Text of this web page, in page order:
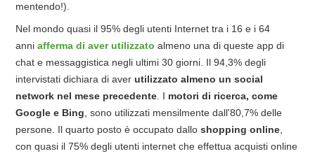
mentendo!).
Nel mondo quasi il 95% degli utenti Internet tra i 16 e i 64
anni afferma di aver utilizzato almeno una di queste app di
chat e messaggistica negli ultimi 30 giorni. Il 94,3% degli
intervistati dichiara di aver utilizzato almeno un social
network nel mese precedente . I motori di ricerca, come
Google e Bing , sono utilizzati mensilmente dall'80,7% delle
persone. Il quarto posto è occupato dallo shopping online
con quasi il 75% degli utenti internet che effettua acquisti online